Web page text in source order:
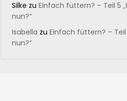
Silke zu Einfach füttern? – Teil 5
nun?“
Isabella zu Einfach füttern? –
nun?“